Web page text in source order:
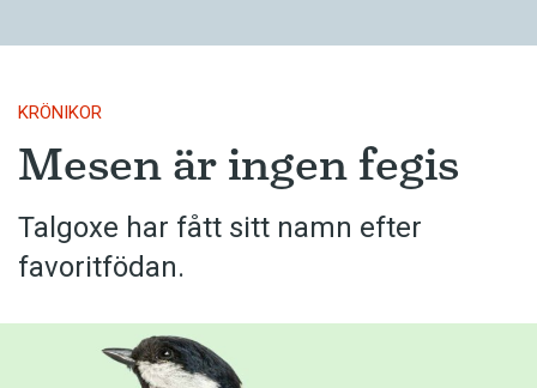
KRÖNIKOR
Mesen är ingen fegis
Talgoxe har fått sitt namn efter
favoritfödan.